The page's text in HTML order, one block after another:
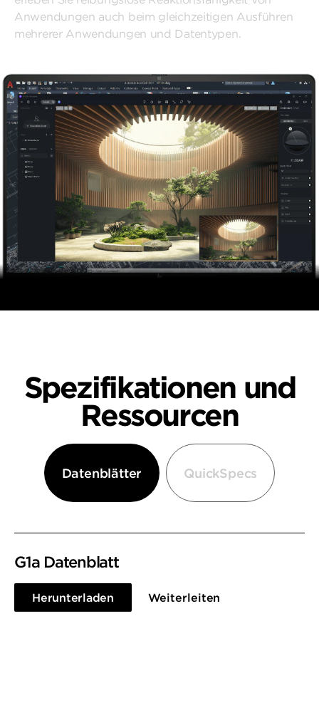
Anwendungen auch beim gleichzeitigen Ausführen
mehrerer Anwendungen und Datentypen.
Spezifikationen und
Ressourcen
Datenblätter QuickSpecs
G1a Datenblatt
Weiterleiten
Herunterladen